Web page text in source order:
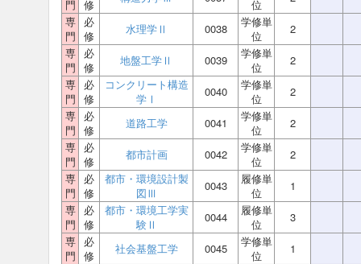
門 修
位
専
門
必
修
水理学Ⅱ 0038
学修単
位
2
専
門
必
修
地盤工学Ⅱ 0039
学修単
位
2
専
門
必
修
コンクリート構造
学Ⅰ
0040
学修単
位
2
専
門
必
修
道路工学 0041
学修単
位
2
専
門
必
修
都市計画 0042
学修単
位
2
専
門
必
修
都市・環境設計製
図Ⅲ
0043
履修単
位
1
専
門
必
修
都市・環境工学実
験Ⅱ
0044
履修単
位
3
専
門
必
修
社会基盤工学 0045
学修単
位
1